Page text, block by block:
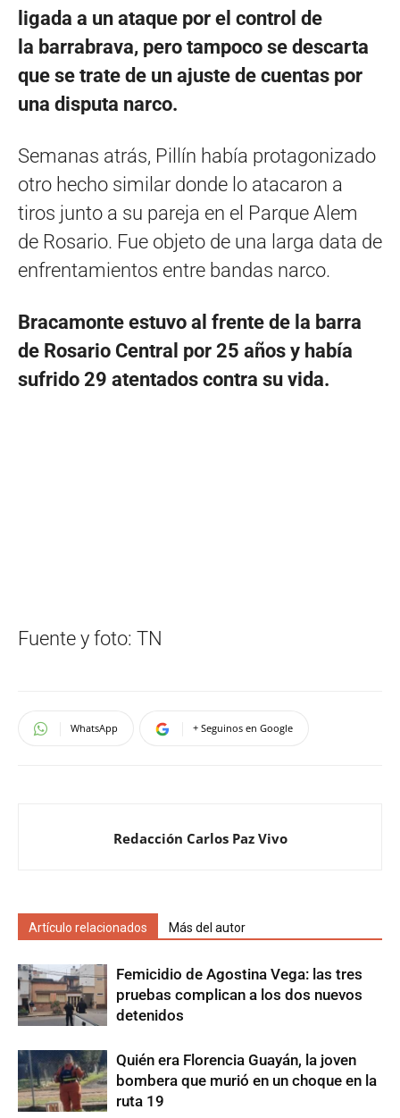
ligada a un ataque por el control de
la barrabrava, pero tampoco se descarta
que se trate de un ajuste de cuentas por
una disputa narco.
Semanas atrás, Pillín había protagonizado
otro hecho similar donde lo atacaron a
tiros junto a su pareja en el Parque Alem
de Rosario. Fue objeto de una larga data de
enfrentamientos entre bandas narco.
Bracamonte estuvo al frente de la barra
de Rosario Central por 25 años y había
sufrido 29 atentados contra su vida.
Fuente y foto: TN
WhatsApp + Seguinos en Google
Redacción Carlos Paz Vivo
Artículo relacionados Más del autor
Femicidio de Agostina Vega: las tres
pruebas complican a los dos nuevos
detenidos
Quién era Florencia Guayán, la joven
bombera que murió en un choque en la
ruta 19